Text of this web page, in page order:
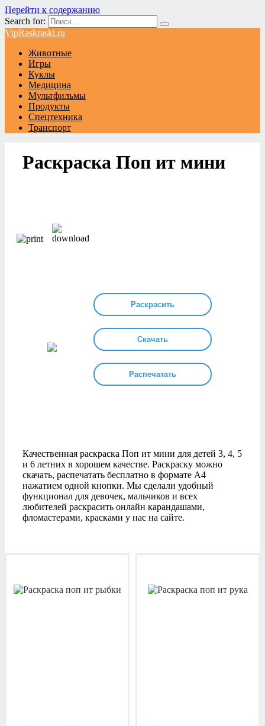
Перейти к содержанию
Search for:
VipRaskraski.ru
Животные
Игры
Куклы
Медицина
Мультфильмы
Продукты
Спецтехника
Транспорт
Раскраска Поп ит мини
Раскрасить
Скачать
Распечатать
Качественная раскраска Поп ит мини для детей 3, 4, 5
и 6 летних в хорошем качестве. Раскраску можно
скачать, распечатать бесплатно в формате А4
нажатием одной кнопки. Мы сделали удобный
функционал для девочек, мальчиков и всех
любителей раскрасить онлайн карандашами,
фломастерами, красками у нас на сайте.